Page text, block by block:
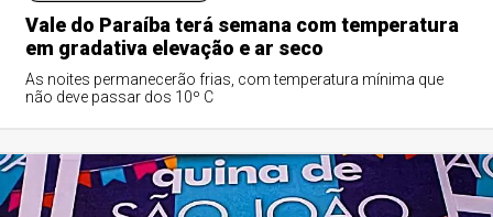
Vale do Paraíba terá semana com temperatura
em gradativa elevação e ar seco
As noites permanecerão frias, com temperatura mínima que
não deve passar dos 10º C